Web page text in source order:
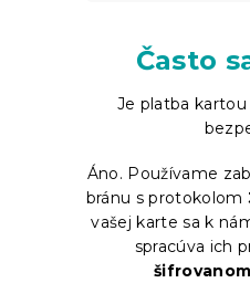
Často
Je platba
Áno. Používame
bránu s protokolom
vašej karte sa k
spracúva ich